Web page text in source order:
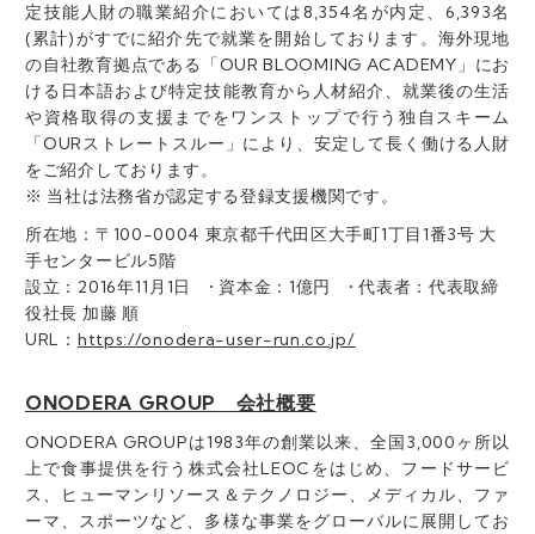
定技能人財の職業紹介においては8,354名が内定、6,393名
(累計)がすでに紹介先で就業を開始しております。海外現地
の自社教育拠点である「OUR BLOOMING ACADEMY」にお
ける日本語および特定技能教育から人材紹介、就業後の生活
や資格取得の支援までをワンストップで行う独自スキーム
「OURストレートスルー」により、安定して長く働ける人財
をご紹介しております。
※ 当社は法務省が認定する登録支援機関です。
所在地：〒100-0004 東京都千代田区大手町1丁目1番3号 大
手センタービル5階
設立：2016年11月1日 • 資本金：1億円 • 代表者：代表取締
役社長 加藤 順
URL： https://onodera-user-run.co.jp/
ONODERA GROUP 会社概要
ONODERA GROUPは1983年の創業以来、全国3,000ヶ所以
上で食事提供を行う株式会社LEOCをはじめ、フードサービ
ス、ヒューマンリソース＆テクノロジー、メディカル、ファ
ーマ、スポーツなど、多様な事業をグローバルに展開してお